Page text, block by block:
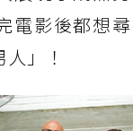
電影後都想
」！